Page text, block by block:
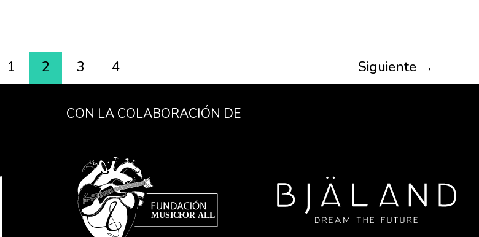
1 2 3 4 Siguiente →
CON LA COLABORACIÓN DE